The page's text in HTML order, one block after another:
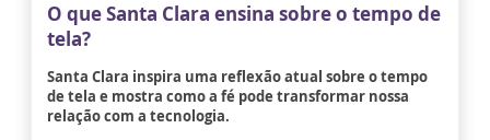
O que Santa Clara ensina sobre o tempo de
tela?
Santa Clara inspira uma reflexão atual sobre o tempo
de tela e mostra como a fé pode transformar nossa
relação com a tecnologia.